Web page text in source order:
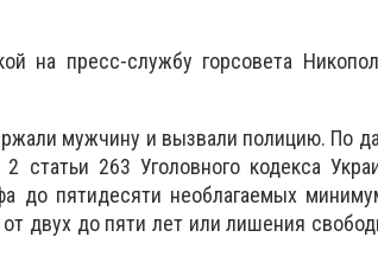
на пресс-службу горсовета
мужчину и вызвали полицию. По
статьи 263 Уголовного кодекса
до пятидесяти необлагаемых
двух до пяти лет или лишения